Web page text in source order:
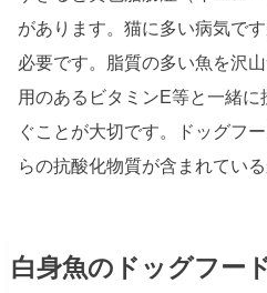
があります。猫に多い病気で
必要です。脂質の多い魚を沢
用のあるビタミンE等と一緒
ぐことが大切です。ドッグフ
らの抗酸化物質が含まれている
白身魚のドッグフー